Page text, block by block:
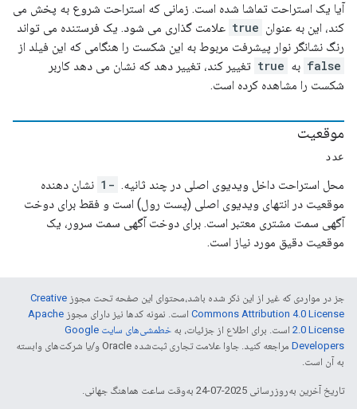
آیا یک استراحت تماشا شده است. زمانی که استراحت شروع به پخش می
کند، این به عنوان true علامت گذاری می شود. یک فرستنده می تواند
رنگ نشانگر نوار پیشرفت مربوط به این شکست را هنگامی که این فیلد از
false به true تغییر کند، تغییر دهد که نشان می دهد کاربر
شکست را مشاهده کرده است.
موقعیت
عدد
محل استراحت داخل ویدیوی اصلی در چند ثانیه. -1
نشان دهنده
موقعیت در انتهای ویدیوی اصلی (پست رول) است و فقط برای دوخت
آگهی سمت مشتری معتبر است. برای دوخت آگهی سمت سرور، یک
موقعیت دقیق مورد نیاز است.
جز در مواردی که غیر از این ذکر شده باشد،‌محتوای این صفحه تحت مجوز Creative
Commons Attribution 4.0 License است. نمونه کدها نیز دارای مجوز Apache
2.0 License است. برای اطلاع از جزئیات، به
خطمشی‌های سایت Google
Developers‏
مراجعه کنید. جاوا علامت تجاری ثبت‌شده Oracle و/یا شرکت‌های وابسته
به آن است.
تاریخ آخرین به‌روزرسانی 2025-07-24 به‌وقت ساعت هماهنگ جهانی.